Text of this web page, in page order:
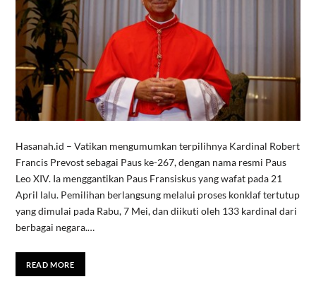
Hasanah.id – Vatikan mengumumkan terpilihnya Kardinal Robert
Francis Prevost sebagai Paus ke-267, dengan nama resmi Paus
Leo XIV. Ia menggantikan Paus Fransiskus yang wafat pada 21
April lalu. Pemilihan berlangsung melalui proses konklaf tertutup
yang dimulai pada Rabu, 7 Mei, dan diikuti oleh 133 kardinal dari
berbagai negara.…
READ MORE